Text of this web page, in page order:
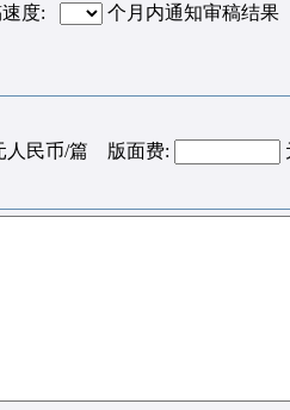
度: 个月内通知审稿结果
人民币/篇 版面费: